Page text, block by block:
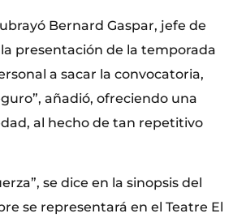
Bernard Gaspar, jefe de
presentación de la temporada
a sacar la convocatoria,
añadió, ofreciendo una
al hecho de tan repetitivo
se dice en la sinopsis del
se representará en el Teatre El